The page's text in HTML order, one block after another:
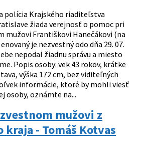
polícia Krajského riaditeľstva
žiada verejnosť o pomoc pri
mužovi Františkovi Hanečákovi (na
je nezvestný odo dňa 29. 07.
nepodal žiadnu správu a miesto
Popis osoby: vek 43 rokov, krátke
výška 172 cm, bez viditeľných
informácie, ktoré by mohli viesť
osoby, oznámte na...
mužovi z
- Tomáš Kotvas